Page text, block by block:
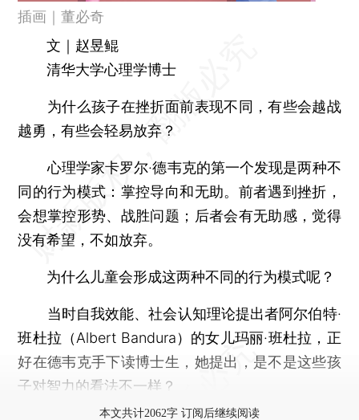
插画｜董必奇
文｜赵昱鲲
清华大学心理学博士
为什么孩子在挫折面前表现不同，有些会越战
越勇，有些会轻易放弃？
心理学家卡罗尔·德韦克的第一个发现是两种不
同的行为模式：掌控导向和无助。前者遇到挫折，
会想掌控形势、战胜问题；后者会有无助感，觉得
没有希望，不如放弃。
为什么儿童会形成这两种不同的行为模式呢？
当时自我效能、社会认知理论提出者阿尔伯特·
班杜拉（Albert Bandura）的女儿玛丽·班杜拉，正
好在德韦克手下读博士生，她提出，是不是这些孩
子对智力的看法不一样？
本文共计2062字 订阅后继续阅读